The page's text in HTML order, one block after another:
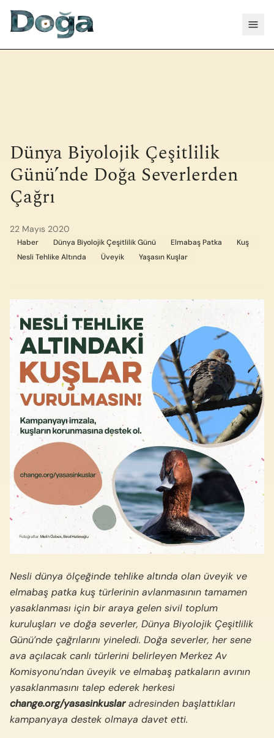
Dünya Biyolojik Çeşitlilik
Günü’nde Doğa Severlerden
Çağrı
22 Mayıs 2020
Haber Dünya Biyolojik Çeşitlilik Günü Elmabaş Patka
Kuş
Nesli Tehlike Altında
Üveyik Yaşasın Kuşlar
Nesli dünya ölçeğinde tehlike altında olan üveyik ve
elmabaş patka kuş türlerinin avlanmasının tamamen
yasaklanması için bir araya gelen sivil toplum
kuruluşları ve doğa severler, Dünya Biyolojik Çeşitlilik
Günü’nde çağrılarını yineledi. Doğa severler, her sene
ava açılacak canlı türlerini belirleyen Merkez Av
Komisyonu’ndan üveyik ve elmabaş patkaların avının
yasaklanmasını talep ederek herkesi
change.org/yasasinkuslaradresinden başlattıkları
kampanyaya destek olmaya davet etti.